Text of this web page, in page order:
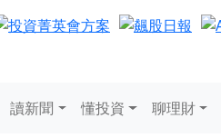
讀新聞 懂投資 聊理財